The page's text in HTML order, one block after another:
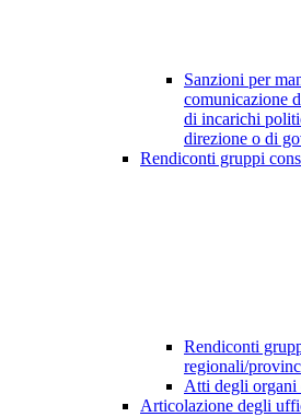
Sanzioni per
comunicazione
di incarichi
direzione o di
Rendiconti gruppi
Rendiconti
regionali/
Atti degli
Articolazione degli